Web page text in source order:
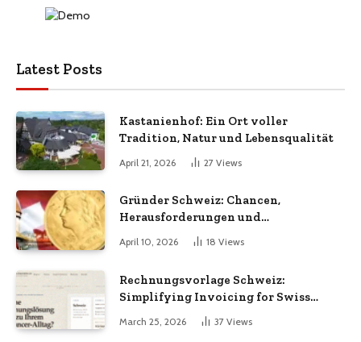
Latest Posts
Kastanienhof: Ein Ort voller
Tradition, Natur und Lebensqualität
April 21, 2026 27 Views
Gründer Schweiz: Chancen,
Herausforderungen und
Erfolgsfaktoren im Unternehmertum
April 10, 2026 18 Views
Rechnungsvorlage Schweiz:
Simplifying Invoicing for Swiss
March 25, 2026 37 Views